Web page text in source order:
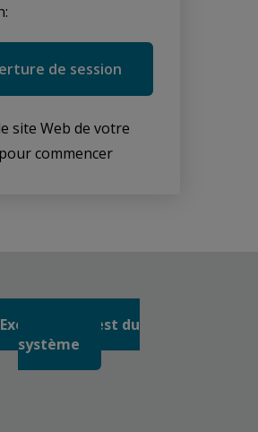
de session
site Web de votre
commencer
Exécuter un test du
système